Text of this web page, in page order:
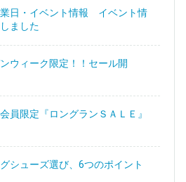
業日・イベント情報 イベント情
ました
ウィーク限定！！セール開
員限定『ロングランＳＡＬＥ』
シューズ選び、6つのポイント